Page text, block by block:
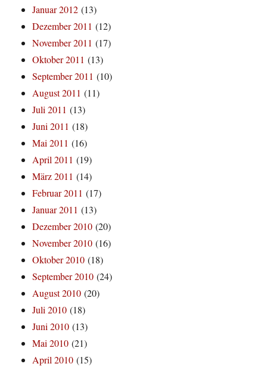
Januar 2012 (13)
Dezember 2011 (12)
November 2011 (17)
Oktober 2011 (13)
September 2011 (10)
August 2011 (11)
Juli 2011 (13)
Juni 2011 (18)
Mai 2011 (16)
April 2011 (19)
März 2011 (14)
Februar 2011 (17)
Januar 2011 (13)
Dezember 2010 (20)
November 2010 (16)
Oktober 2010 (18)
September 2010 (24)
August 2010 (20)
Juli 2010 (18)
Juni 2010 (13)
Mai 2010 (21)
April 2010 (15)